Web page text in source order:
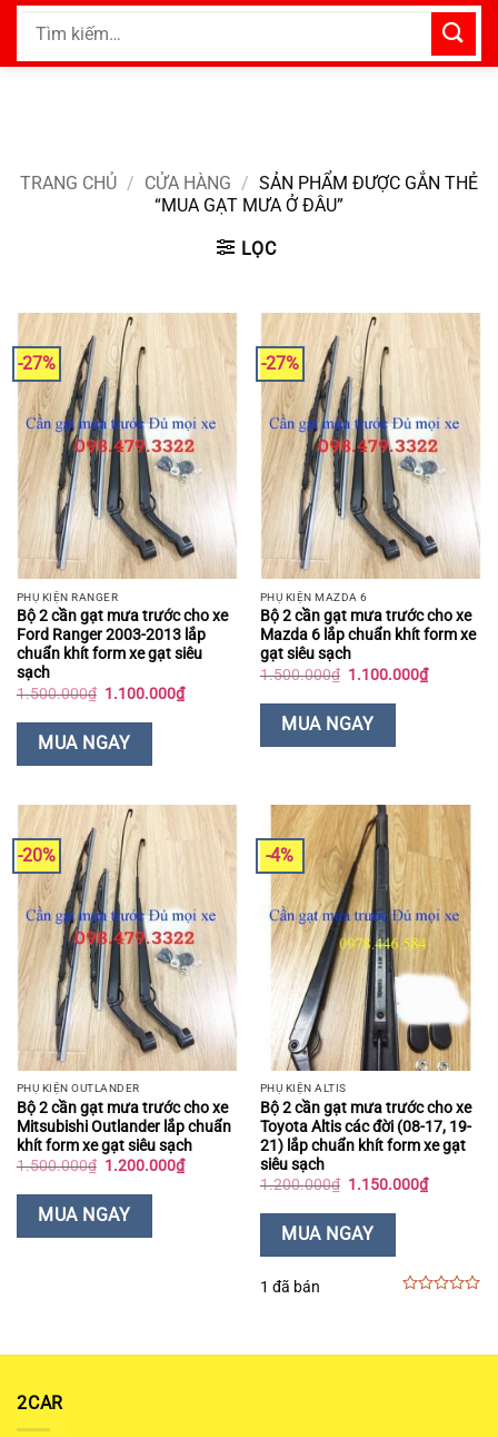
Bỏ
nội
Tìm
TRANG CHỦ / CỬA HÀNG / SẢN PHẨM ĐƯỢC GẮN THẺ
“MUA GẠT MƯA Ở ĐÂU”
LỌC
-27%
PHỤ KIỆN RANGER
Bộ 2 cần gạt mưa trước cho xe
Ford Ranger 2003-2013 lắp
chuẩn khít form xe gạt siêu
sạch
1.500.000₫ Giá
là:
1.500.000₫.
1.100.000₫Giá
hiện
1.100.000₫.
MUA NGAY
-27%
PHỤ KIỆN MAZDA 6
Bộ 2 cần gạt mưa trước cho xe
Mazda 6 lắp chuẩn khít form xe
gạt siêu sạch
1.500.000₫ Giá
là:
1.500.000₫.
1.100.000₫Giá
hiện
MUA NGAY
-20%
PHỤ KIỆN OUTLANDER
Bộ 2 cần gạt mưa trước cho xe
Mitsubishi Outlander lắp chuẩn
khít form xe gạt siêu sạch
1.500.000₫ Giá
là:
1.500.000₫.
1.200.000₫Giá
hiện
MUA NGAY
-4%
PHỤ KIỆN ALTIS
Bộ 2 cần gạt mưa trước cho xe
Toyota Altis các đời (08-17, 19-
21) lắp chuẩn khít form xe gạt
siêu sạch
1.200.000₫ Giá
là:
1.200.000₫.
1.150.000₫Giá
hiện
MUA NGAY
1 đã bán
5
2CAR